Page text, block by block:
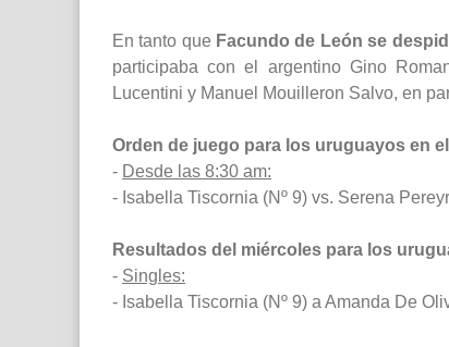
En tanto que Facundo de León se
participaba con el argentino Gino
Lucentini y Manuel Mouilleron Salvo, en
Orden de juego para los uruguayos en
- Desde las 8:30 am:
- Isabella Tiscornia (Nº 9) vs. Serena
Resultados del miércoles para los
- Singles:
- Isabella Tiscornia (Nº 9) a Amanda De